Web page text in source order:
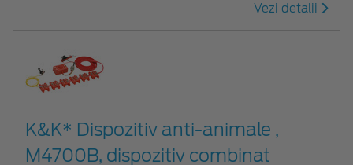
Vezi detalii
K&K* Dispozitiv anti-animale ,
M4700B, dispozitiv combinat